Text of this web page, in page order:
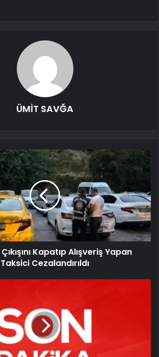
ÜMİT SAVĞA
Kapatıp Alışveriş Yapan
Taksici Cezalandırıldı